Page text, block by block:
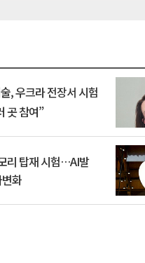
곳 참여”
리 탑재 시험…AI발
화